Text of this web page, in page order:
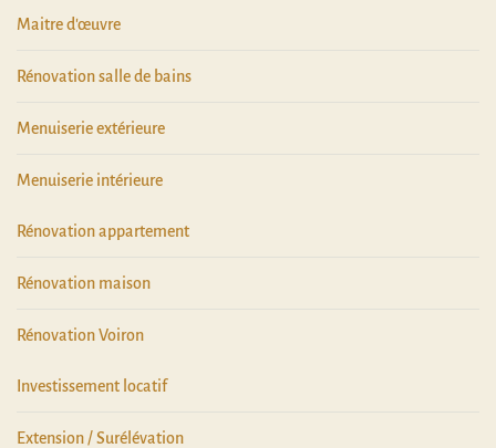
Maitre d'œuvre
Rénovation salle de bains
Menuiserie extérieure
Menuiserie intérieure
Rénovation appartement
Rénovation maison
Rénovation Voiron
Investissement locatif
Extension / Surélévation